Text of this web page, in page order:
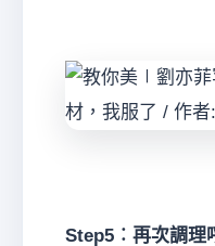
Step5︰再次調理